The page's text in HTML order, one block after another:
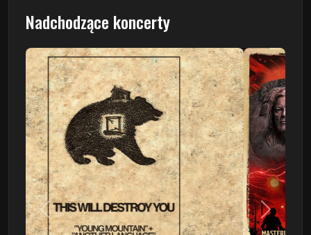
Nadchodzące koncerty
Poprzedni Następny